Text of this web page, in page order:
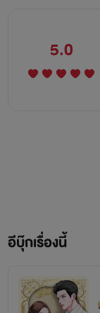
เพราะพลาดท้อง
เลี้ยงดู
ไอญารินทร์
‘เตชธรรม’ควรจะ
5.0
อีบุ๊กเรื่องนี้